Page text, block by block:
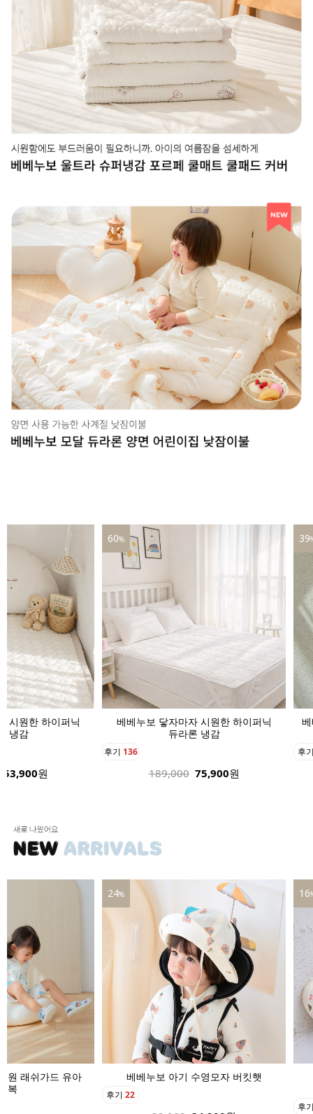
시원한 하이퍼닉
냉감
75,900원
39%
베베누보 닿자마자 시원한 듀라론 냉감
아기 바디
후기41
40,800 24,900원
67
후
원 래쉬가드 유아
복
24%
베베누보 아기 수영모자 버킷햇
후기 22
16
후